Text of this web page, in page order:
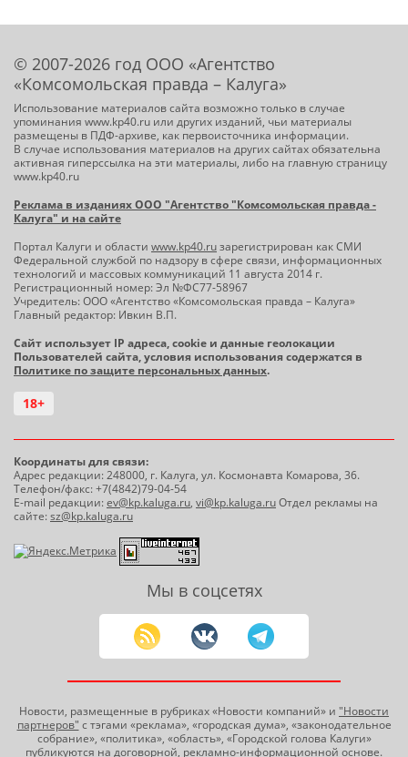
© 2007-2026 год ООО «Агентство
«Комсомольская правда – Калуга»
Использование материалов сайта возможно только в случае
упоминания www.kp40.ru или других изданий, чьи материалы
размещены в ПДФ-архиве, как первоисточника информации.
В случае использования материалов на других сайтах обязательна
активная гиперссылка на эти материалы, либо на главную страницу
www.kp40.ru
Реклама в изданиях ООО "Агентство "Комсомольская правда -
Калуга" и на сайте
Портал Калуги и области www.kp40.ruзарегистрирован как СМИ
Федеральной службой по надзору в сфере связи, информационных
технологий и массовых коммуникаций 11 августа 2014 г.
Регистрационный номер: Эл №ФС77-58967
Учредитель: ООО «Агентство «Комсомольская правда – Калуга»
Главный редактор: Ивкин В.П.
Сайт использует IP адреса, cookie и данные геолокации
Пользователей сайта, условия использования содержатся в
Политике по защите персональных данных.
18+
Координаты для связи:
Адрес редакции: 248000, г. Калуга, ул. Космонавта Комарова, 36.
Телефон/факс: +7(4842)79-04-54
E-mail редакции:ev@kp.kaluga.ru, vi@kp.kaluga.ruОтдел рекламы на
сайте:sz@kp.kaluga.ru
Мы в соцсетях
Новости, размещенные в рубриках «Новости компаний» и "Новости
партнеров" с тэгами «реклама», «городская дума», «законодательное
собрание», «политика», «область», «Городской голова Калуги»
публикуются на договорной, рекламно-информационной основе.